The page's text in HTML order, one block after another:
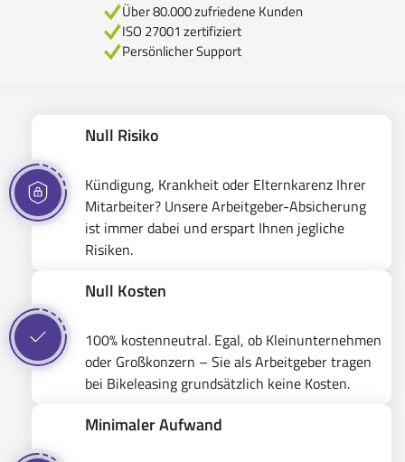
Über 80.000 zufriedene Kunden
ISO 27001 zertifiziert
Persönlicher Support
Null Risiko
Kündigung, Krankheit oder Elternkarenz Ihrer
Mitarbeiter? Unsere Arbeitgeber-Absicherung
ist immer dabei und erspart Ihnen jegliche
Risiken.
Null Kosten
100% kostenneutral. Egal, ob Kleinunternehmen
oder Großkonzern – Sie als Arbeitgeber tragen
bei Bikeleasing grundsätzlich keine Kosten.
Minimaler Aufwand